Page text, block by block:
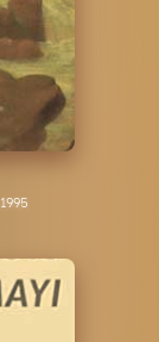
1995